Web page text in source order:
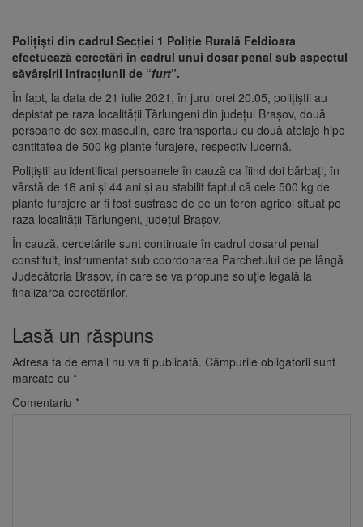
Polițiști din cadrul Secției 1 Poliție Rurală Feldioara
efectuează cercetări în cadrul unui dosar penal sub aspectul
săvârșirii infracțiunii de “furt”.
În fapt, la data de 21 iulie 2021, în jurul orei 20.05, polițiștii au
depistat pe raza localității Tărlungeni din județul Brașov, două
persoane de sex masculin, care transportau cu două atelaje hipo
cantitatea de 500 kg plante furajere, respectiv lucernă.
Polițiștii au identificat persoanele în cauză ca fiind doi bărbați, în
vârstă de 18 ani și 44 ani și au stabilit faptul că cele 500 kg de
plante furajere ar fi fost sustrase de pe un teren agricol situat pe
raza localității Tărlungeni, județul Brașov.
În cauză, cercetările sunt continuate în cadrul dosarul penal
constituit, instrumentat sub coordonarea Parchetului de pe lângă
Judecătoria Brașov, în care se va propune soluție legală la
finalizarea cercetărilor.
Lasă un răspuns
Adresa ta de email nu va fi publicată. Câmpurile obligatorii sunt
marcate cu *
Comentariu *